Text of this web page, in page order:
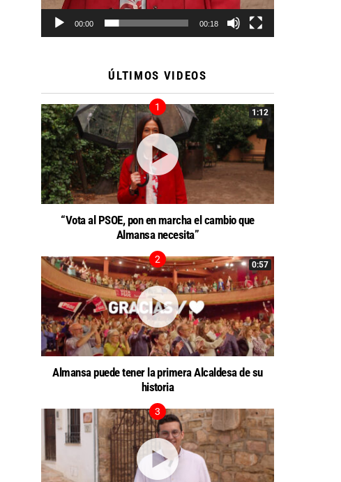
00:00 00:18
ÚLTIMOS VIDEOS
1:12
“Vota al PSOE, pon en marcha el cambio que
Almansa necesita”
0:57
Almansa puede tener la primera Alcaldesa de su
historia